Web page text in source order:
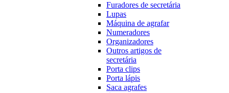
Furadores de secretária
Lupas
Máquina de agrafar
Numeradores
Organizadores
Outros artigos de
secretária
Porta clips
Porta lápis
Saca agrafes